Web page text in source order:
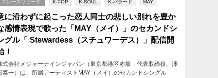
プレースリリース K-POP K-SOUL K-バラード MAY
に沿わずに起こった恋人同士の悲しい別れを豊か
感情表現で歌った「MAY（メイ）」のセカンドシ
グル「 Stewardess（スチュワーデス）」配信開
！
式会社メジャーナインジャパン（東京都港区赤坂 代表取締役、澤
泰一）は、所属アーティストMAY（メイ）のセカンドシングル